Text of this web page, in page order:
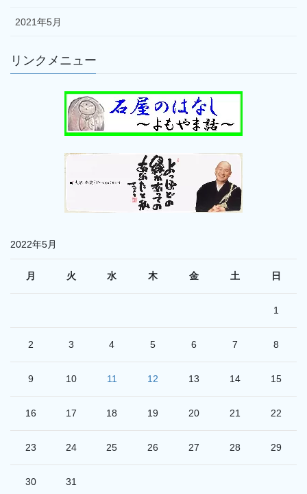
2021年5月
リンクメニュー
2022年5月
月 火 水 木 金 土 日
1
2 3 4 5 6 7 8
9 10 11 12 13 14 15
16 17 18 19 20 21 22
23 24 25 26 27 28 29
30 31